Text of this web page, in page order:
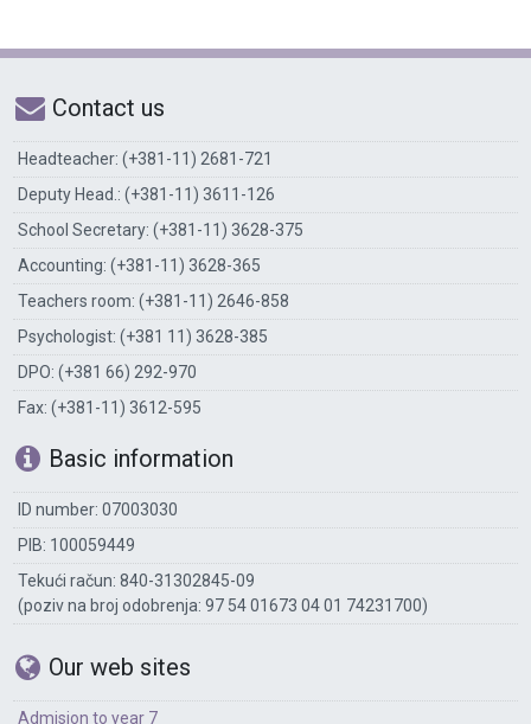
Contact us
Headteacher: (+381-11) 2681-721
Deputy Head.: (+381-11) 3611-126
School Secretary: (+381-11) 3628-375
Accounting: (+381-11) 3628-365
Teachers room: (+381-11) 2646-858
Psychologist: (+381 11) 3628-385
DPO: (+381 66) 292-970
Fax: (+381-11) 3612-595
Basic information
ID number: 07003030
PIB: 100059449
Tekući račun: 840-31302845-09
(poziv na broj odobrenja: 97 54 01673 04 01 74231700)
Our web sites
Admision to year 7